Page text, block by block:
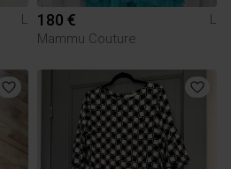
L 180 €
L
Mammu Couture